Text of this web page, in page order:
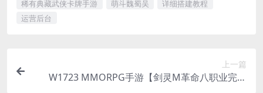
稀有典藏武侠卡牌手游
萌斗魏蜀吴
详细搭建教程
运营后台
上一篇
W1723 MMORPG手游【剑灵M革命八职业完整